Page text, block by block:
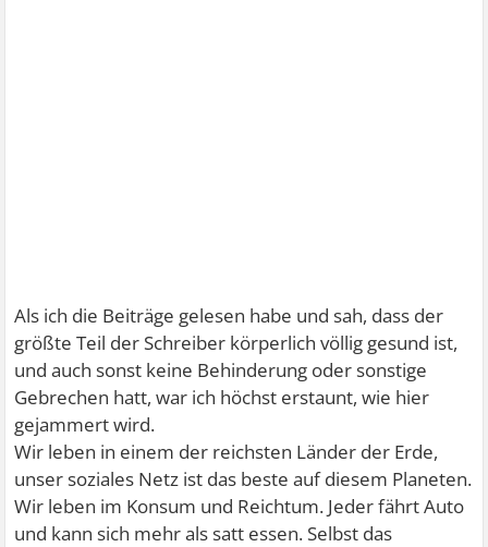
Als ich die Beiträge gelesen habe und sah, dass der
größte Teil der Schreiber körperlich völlig gesund ist,
und auch sonst keine Behinderung oder sonstige
Gebrechen hatt, war ich höchst erstaunt, wie hier
gejammert wird.
Wir leben in einem der reichsten Länder der Erde,
unser soziales Netz ist das beste auf diesem Planeten.
Wir leben im Konsum und Reichtum. Jeder fährt Auto
und kann sich mehr als satt essen. Selbst das